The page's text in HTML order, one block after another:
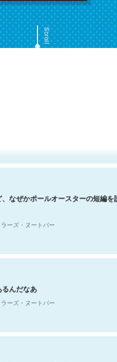
Scroll
んだろうなと凄く思う。英語少し
Let’s Fucking Go. Then Covid hit.
ーズ・ヌートバー
なぜかポールオースターの短編を
ーズ・ヌートバー
んだなあ
ーズ・ヌートバー
らしい。ほぼ公式のドキュメント